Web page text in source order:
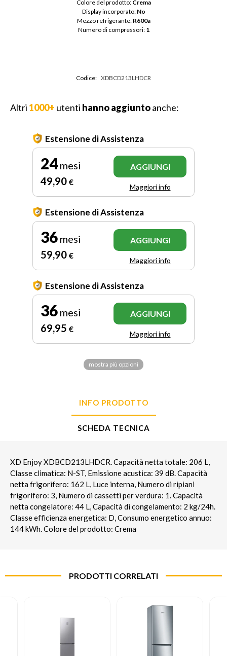
Colore del prodotto: Crema
Display incorporato: No
Mezzo refrigerante: R600a
Numero di compressori: 1
Codice: XDBCD213LHDCR
Altri 1000+ utenti hanno aggiuntoanche:
Estensione di Assistenza
24mesi
49,90 €
AGGIUNGI
Maggiori info
Estensione di Assistenza
36 mesi
59,90 €
AGGIUNGI
Maggiori info
Estensione di Assistenza
36 mesi
69,95 €
AGGIUNGI
Maggiori info
mostra più opzioni
INFO PRODOTTO
SCHEDA TECNICA
XD Enjoy XDBCD213LHDCR. Capacità netta totale: 206 L,
Classe climatica: N-ST, Emissione acustica: 39 dB. Capacità
netta frigorifero: 162 L, Luce interna, Numero di ripiani
frigorifero: 3, Numero di cassetti per verdura: 1. Capacità
netta congelatore: 44 L, Capacità di congelamento: 2 kg/24h.
Classe efficienza energetica: D, Consumo energetico annuo:
144 kWh. Colore del prodotto: Crema
PRODOTTI CORRELATI